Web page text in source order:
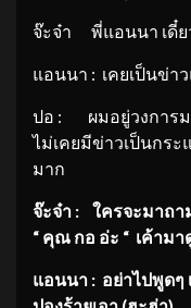
จ๊ะจ๋า พี่แอนนา เดี๋ย
แอนนา : เคยเป็นข่า
ปอ : ผมอยู่วงการมา
ไม่เคยมีข่าวเป็นกร
มาก
จ๊ะจ๋า : ใครจะมาถา
“ คุณ กอ อ่ะ “ เค้าม
แอนนา : อย่าไปพูดๆ